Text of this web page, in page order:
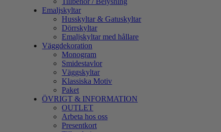
Emaljskyltar
Husskyltar & Gatuskyltar
Dörrskyltar
Emaljskyltar med hållare
Väggdekoration
Monogram
Smidestavlor
Väggskyltar
Klassiska Motiv
Paket
ÖVRIGT & INFORMATION
OUTLET
Arbeta hos oss
Presentkort